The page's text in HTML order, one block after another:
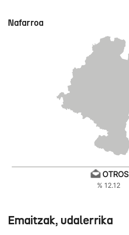
Nafarroa
OTROS
% 12.12
Emaitzak, udalerrika